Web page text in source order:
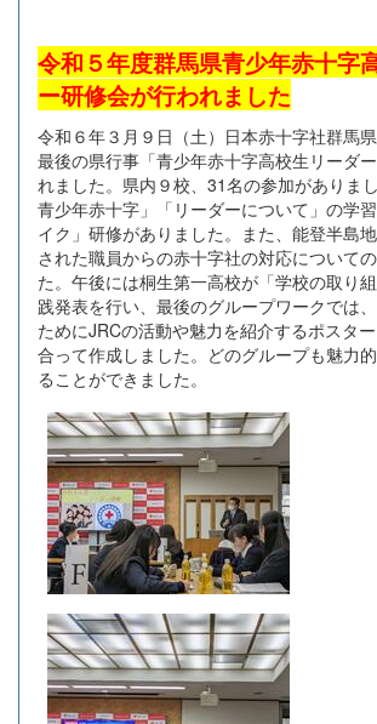
令和５年度群馬県青少年赤十字
ー研修会が行われました
令和６年３月９日（土）日本赤十字社群馬
最後の県行事「青少年赤十字高校生リーダ
れました。県内９校、31名の参加がありま
青少年赤十字」「リーダーについて」の学
イク」研修がありました。また、能登半島
された職員からの赤十字社の対応について
た。午後には桐生第一高校が「学校の取り
践発表を行い、最後のグループワークでは
ためにJRCの活動や魅力を紹介するポスタ
合って作成しました。どのグループも魅力
ることができました。